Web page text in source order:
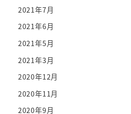
2021年7月
2021年6月
2021年5月
2021年3月
2020年12月
2020年11月
2020年9月